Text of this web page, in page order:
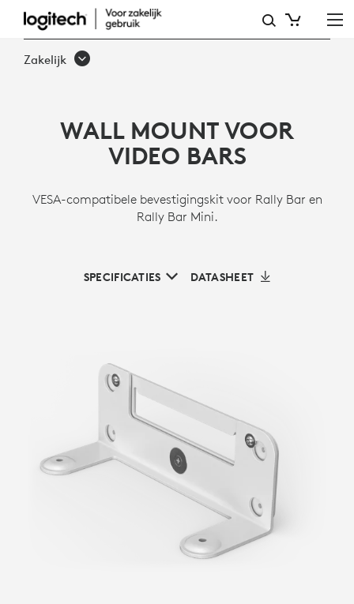
WANDBEVESTIGING
VOOR
LOGITECH
Zakelijk
WALL MOUNT VOOR
VIDEO BARS
VESA-compatibele bevestigingskit voor Rally Bar en
Rally Bar Mini.
SPECIFICATIES DATASHEET